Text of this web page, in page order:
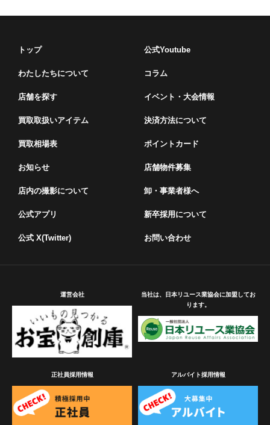
トップ
わたしたちについて
店舗を探す
買取取扱いアイテム
買取相場表
お知らせ
店内の撮影について
公式アプリ
公式 X(Twitter)
公式Youtube
コラム
イベント・⼤会情報
決済方法について
ポイントカード
店舗物件募集
卸・事業者様へ
新卒採用について
お問い合わせ
運営会社
当社は、日本リユース業協会に加盟してお
ります。
正社員採用情報 アルバイト採用情報